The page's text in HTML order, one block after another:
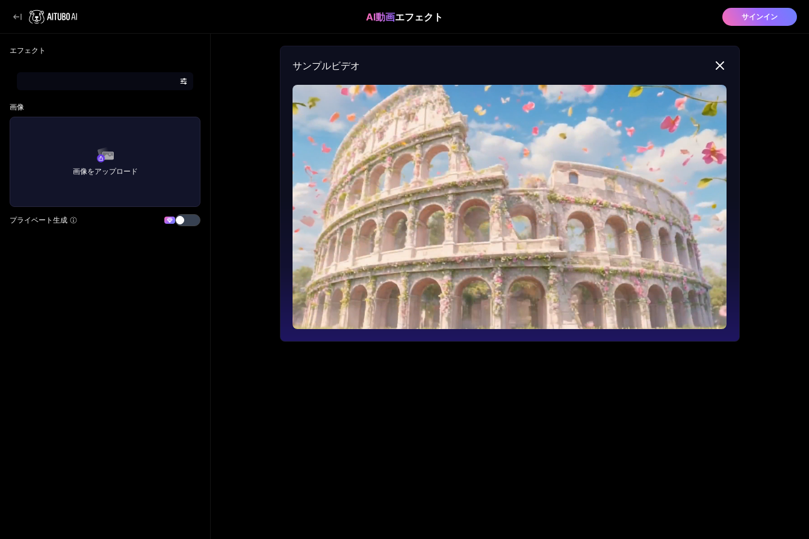
AI動画エフェクト サインイン
エフェクト
画像
画像をアップロード
プライベート生成
サンプルビデオ